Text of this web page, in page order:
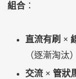
組合：
直流有刷 ×
（逐漸淘汰）
交流 × 管狀